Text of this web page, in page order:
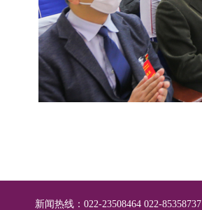
新闻热线：022-23508464 022-85358737